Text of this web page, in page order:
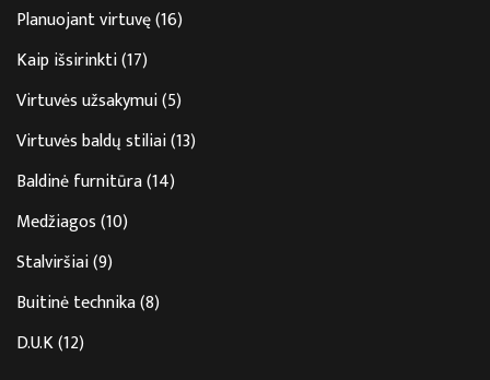
Planuojant virtuvę(16)
Kaip išsirinkti(17)
Virtuvės užsakymui(5)
Virtuvės baldų stiliai(13)
Baldinė furnitūra(14)
Medžiagos(10)
Stalviršiai(9)
Buitinė technika(8)
D.U.K(12)